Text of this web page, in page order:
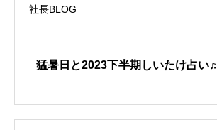
社長BLOG
猛暑日と2023下半期しいたけ占い♬